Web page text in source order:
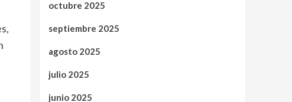
octubre 2025
septiembre 2025
agosto 2025
julio 2025
junio 2025